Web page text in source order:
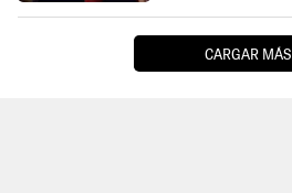
CARGAR MÁS